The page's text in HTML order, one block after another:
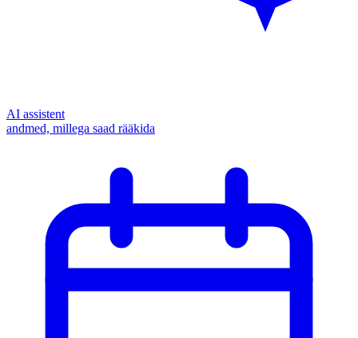
AI assistent
andmed, millega saad rääkida